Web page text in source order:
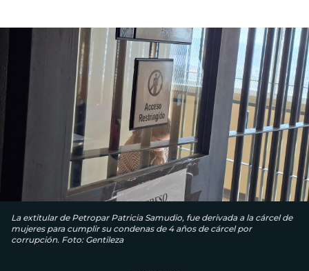
La extitular de Petropar Patricia Samudio, fue derivada a la cárcel de
mujeres para cumplir su condenas de 4 años de cárcel por
corrupción. Foto: Gentileza